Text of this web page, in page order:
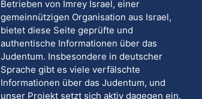
Betrieben von Imrey Israel, einer
gemeinnützigen Organisation aus Israel,
bietet diese Seite geprüfte und
authentische Informationen über das
Judentum. Insbesondere in deutscher
Sprache gibt es viele verfälschte
Informationen über das Judentum, und
unser Projekt setzt sich aktiv dagegen ein.